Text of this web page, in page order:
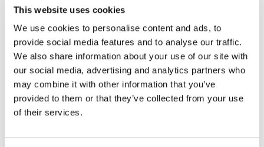
This website uses cookies
We use cookies to personalise content and ads, to
provide social media features and to analyse our traffic.
We also share information about your use of our site with
our social media, advertising and analytics partners who
may combine it with other information that you’ve
provided to them or that they’ve collected from your use
of their services.